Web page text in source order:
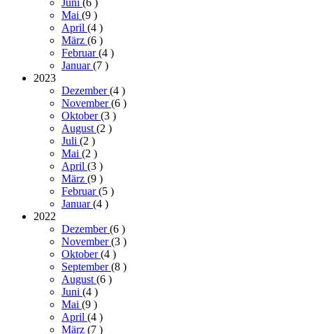
Juni (6 )
Mai (9 )
April (4 )
März (6 )
Februar(4 )
Januar(7 )
2023
Dezember(4 )
November(6 )
Oktober(3 )
August(2 )
Juli (2 )
Mai (2 )
April (3 )
März (9 )
Februar(5 )
Januar(4 )
2022
Dezember(6 )
November(3 )
Oktober(4 )
September(8 )
August(6 )
Juni (4 )
Mai (9 )
April (4 )
März (7 )